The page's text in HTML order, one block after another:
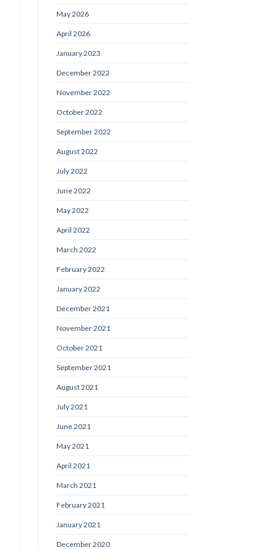
May 2026
April 2026
January 2023
December 2022
November 2022
October 2022
September 2022
August 2022
July 2022
June 2022
May 2022
April 2022
March 2022
February 2022
January 2022
December 2021
November 2021
October 2021
September 2021
August 2021
July 2021
June 2021
May 2021
April 2021
March 2021
February 2021
January 2021
December 2020